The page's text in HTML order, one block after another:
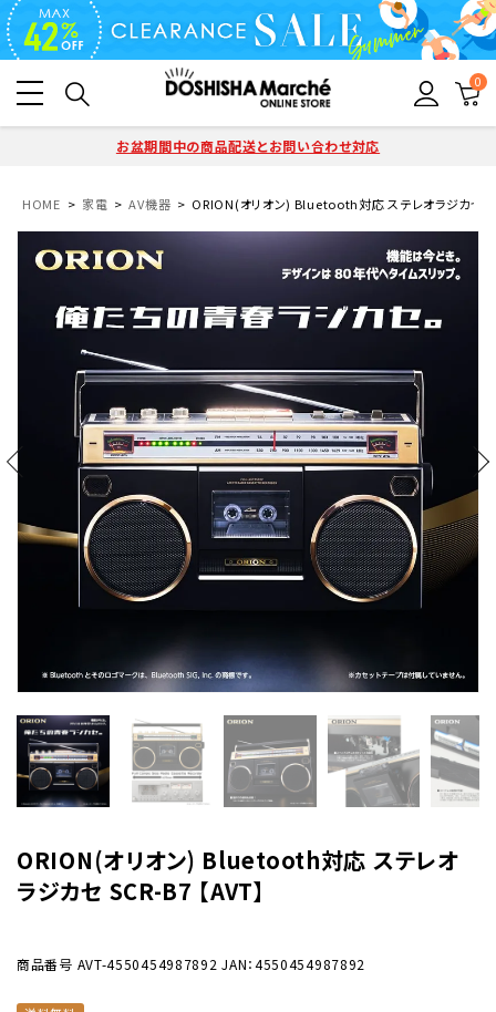
0
お盆期間中の商品配送とお問い合わせ対応
HOME 家電 AV機器 ORION(オリオン) Bluetooth対応 ステレオラジカセ
ORION(オリオン) Bluetooth対応 ステレオ
ラジカセ SCR-B7 【AVT】
商品番号 AVT-4550454987892 JAN：4550454987892